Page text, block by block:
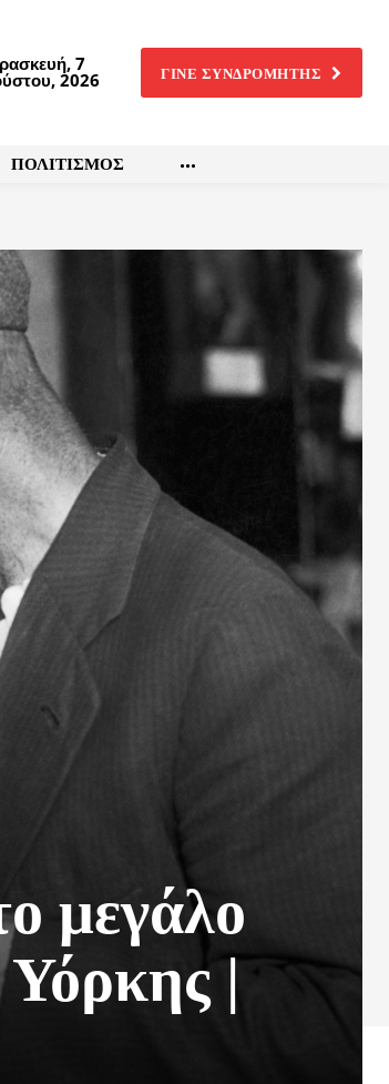
7
2026 ΓΙΝΕ ΣΥΝΔΡΟΜΗΤΗΣ
ΠΟΛΙΤΙΣΜΟΣ
μεγάλο
|